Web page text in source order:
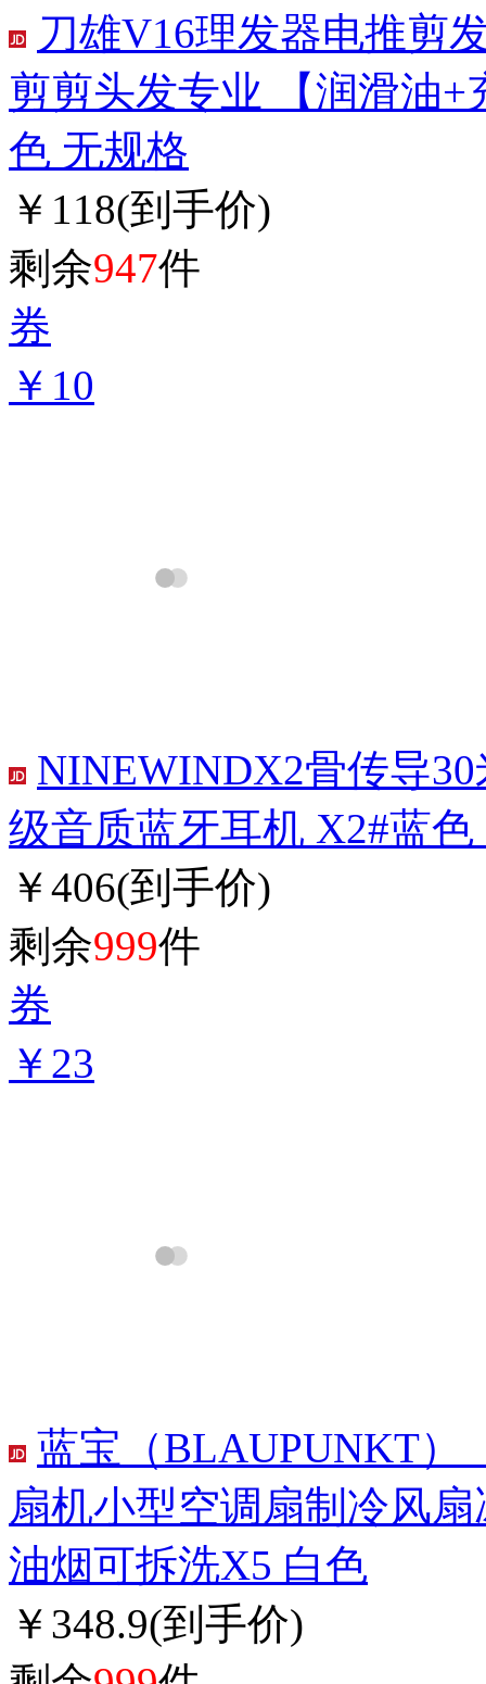
刀雄V16理发器电推剪
剪剪头发专业 【润滑油
色 无规格
￥118(到手价)
剩余947件
券
￥10
NINEWINDX2骨传导
级音质蓝牙耳机 X2#蓝
￥406(到手价)
剩余999件
券
￥23
蓝宝（BLAUPUNKT）
扇机小型空调扇制冷风
油烟可拆洗X5 白色
￥348.9(到手价)